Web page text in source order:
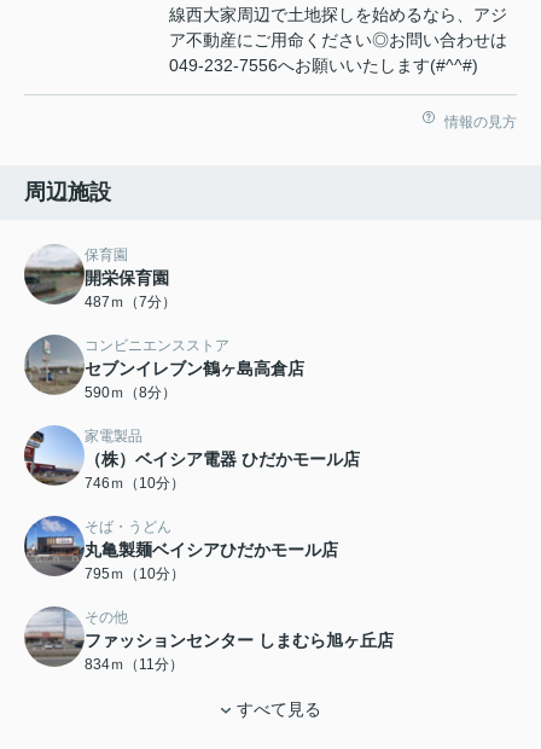
線西大家周辺で土地探しを始めるなら、アジ
ア不動産にご用命ください◎お問い合わせは
049-232-7556へお願いいたします(#^^#)
情報の見方
周辺施設
保育園
開栄保育園
487ｍ（7分）
コンビニエンスストア
セブンイレブン鶴ヶ島高倉店
590ｍ（8分）
家電製品
（株）ベイシア電器 ひだかモール店
746ｍ（10分）
そば・うどん
丸亀製麺ベイシアひだかモール店
795ｍ（10分）
その他
ファッションセンター しまむら旭ヶ丘店
834ｍ（11分）
すべて見る